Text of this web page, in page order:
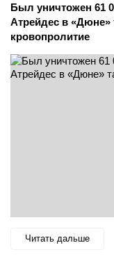
Был уничтожен 61
Атрейдес в «Дюне»
кровопролитие
Читать дальше